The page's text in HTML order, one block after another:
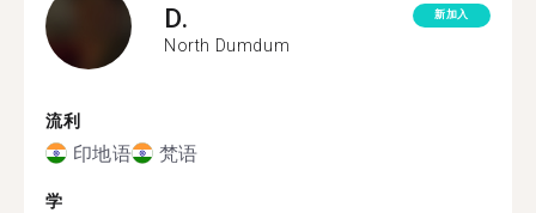
D.
North Dumdum
新加入
流利
印地语 梵语
学